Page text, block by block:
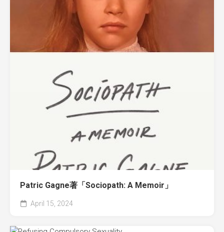
Patric Gagne著「Sociopath: A Memoir」
April 15, 2024